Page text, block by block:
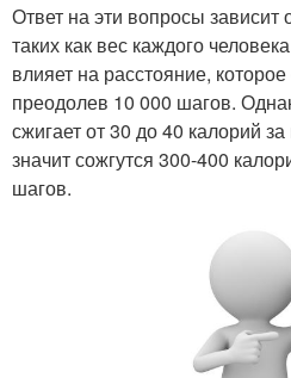
Ответ на эти вопросы зависит
таких как вес каждого
влияет на расстояние,
преодолев 10 000 шагов.
сжигает от 30 до 40 калорий
значит сожгутся 300-400
шагов.